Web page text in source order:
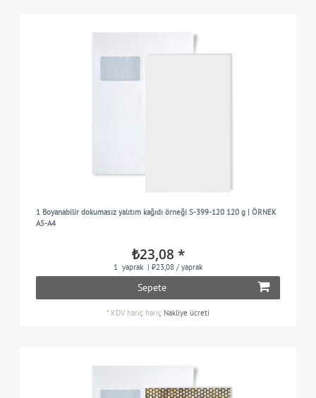
1 Boyanabilir dokumasız yalıtım kağıdı örneği S-399-120 120 g | ÖRNEK
A5-A4
₺23,08 *
1 yaprak | ₺23,08 / yaprak
Sepete
* KDV hariç hariç Nakliye ücreti